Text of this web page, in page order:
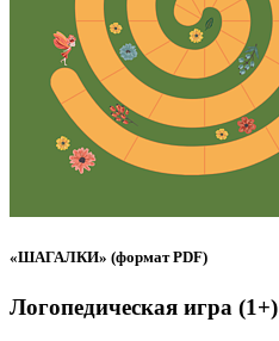
«ШАГАЛКИ» (формат PDF)
Логопедическая игра (1+)